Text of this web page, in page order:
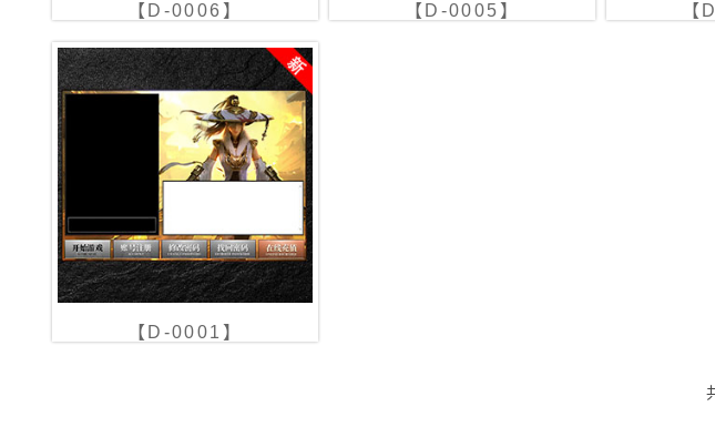
【D-0006】 【D-0005】 【
【D-0001】